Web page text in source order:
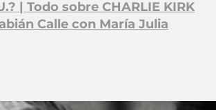
| Todo sobre CHARLIE KIRK
Calle con María Julia